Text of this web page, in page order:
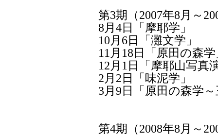
第3期（2007年8月～
8月4日「摩耶学」
10月6日「灘文学」
11月18日「原田の森
12月1日「摩耶山写真
2月2日「味泥学」
3月9日「原田の森学
第4期（2008年8月～